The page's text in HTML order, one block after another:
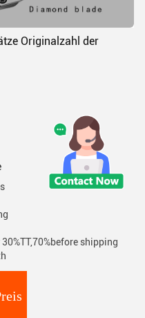
Originalzahl der
shipping